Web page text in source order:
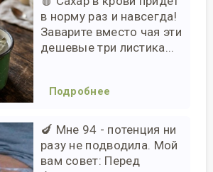
в норму раз и навсегда!
Заварите вместо чая эти
дешевые три листика...
Подробнее
🍆 Мне 94 - потенция ни
разу не подводила. Мой
вам совет: Перед